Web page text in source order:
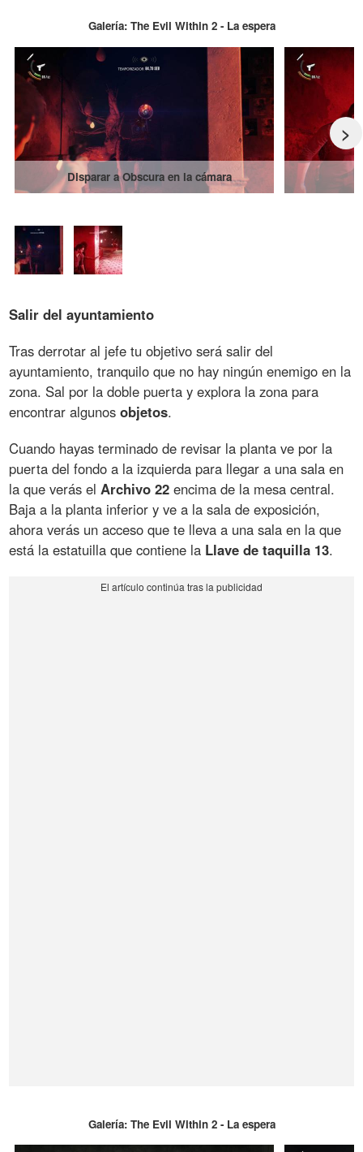
Galería: The Evil Within 2 - La espera
>
Disparar a Obscura en la cámara
Salir del ayuntamiento
Tras derrotar al jefe tu objetivo será salir del
ayuntamiento, tranquilo que no hay ningún enemigo en la
zona. Sal por la doble puerta y explora la zona para
encontrar algunosobjetos.
Cuando hayas terminado de revisar la planta ve por la
puerta del fondo a la izquierda para llegar a una sala en
la que verás elArchivo 22 encima de la mesa central.
Baja a la planta inferior y ve a la sala de exposición,
ahora verás un acceso que te lleva a una sala en la que
está la estatuilla que contiene la Llave de taquilla 13.
Galería: The Evil Within 2 - La espera